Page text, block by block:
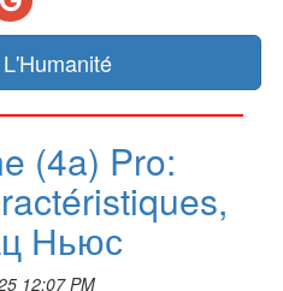
(4a) Pro:
Ньюс
12:07 PM